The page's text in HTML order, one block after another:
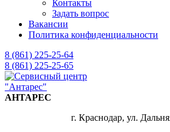
Контакты
Задать вопрос
Вакансии
Политика конфиденциальности
8 (861) 225-25-64
8 (861) 225-25-65
АНТАРЕС
г. Краснодар, ул.